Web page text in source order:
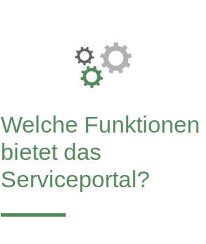
Über das Portal
Welche Funktionen
bietet das
Serviceportal?